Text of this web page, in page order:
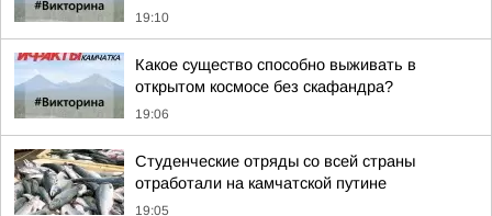
19:10
Какое существо способно выживать в
открытом космосе без скафандра?
19:06
Студенческие отряды со всей страны
отработали на камчатской путине
19:05